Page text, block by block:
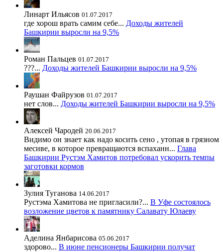
Линарт Ильясов 01.07.2017
где хорош врать самим себе... Доходы жителей
Башкирии выросли на 9,5%
Роман Пальцев 01.07.2017
???... Доходы жителей Башкирии выросли на 9,5%
Раушан Файрузов 01.07.2017
нет слов... Доходы жителей Башкирии выросли на 9,5%
Алексей Чародей 20.06.2017
Видимо он знает как надо косить сено , утопая в грязном
месиве, в которое превращаются вспаханн... Глава
Башкирии Рустэм Хамитов потребовал ускорить темпы
заготовки кормов
Зулия Туганова 14.06.2017
Рустэма Хамитова не пригласили?... В Уфе состоялось
возложение цветов к памятнику Салавату Юлаеву
Аделина Янбарисова 05.06.2017
здорово... В июне пенсионеры Башкирии получат